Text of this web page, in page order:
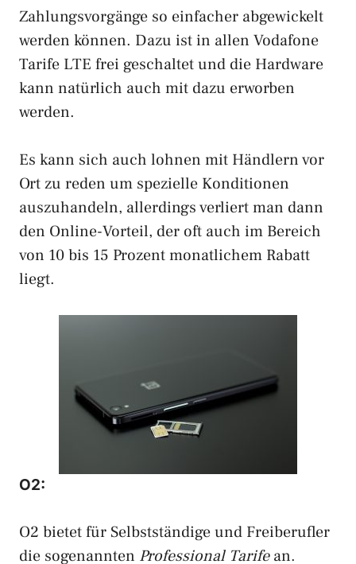
Zahlungsvorgänge so einfacher abgewickelt
werden können. Dazu ist in allen Vodafone
Tarife LTE frei geschaltet und die Hardware
kann natürlich auch mit dazu erworben
werden.
Es kann sich auch lohnen mit Händlern vor
Ort zu reden um spezielle Konditionen
auszuhandeln, allerdings verliert man dann
den Online-Vorteil, der oft auch im Bereich
von 10 bis 15 Prozent monatlichem Rabatt
liegt.
O2:
O2 bietet für Selbstständige und Freiberufler
die sogenannten Professional Tarifean.